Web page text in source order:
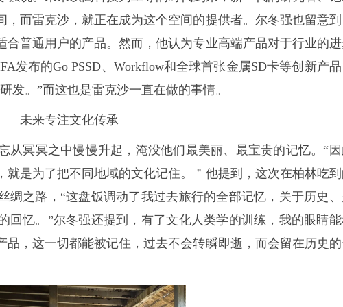
而雷克沙，就正在成为这个空间的提供者。尔冬强也留意到
合普通用户的产品。然而，他认为专业高端产品对于行业的
发布的Go PSSD、Workflow和全球首张金属SD卡等创新产品
发。”而这也是雷克沙一直在做的事情。
未来专注文化传承
冥冥之中慢慢升起，淹没他们最美丽、最宝贵的记忆。“
是为了把不同地域的文化记住。＂他提到，这次在柏林吃
绸之路，“这盘饭调动了我过去旅行的全部记忆，关于历史
回忆。”尔冬强还提到，有了文化人类学的训练，我的眼睛
，这一切都能被记住，过去不会转瞬即逝，而会留在历史